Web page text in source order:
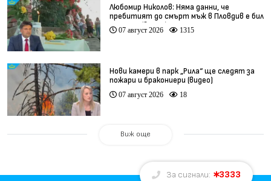
Любомир Николов: Няма данни, че
пребитият до смърт мъж в Пловдив е бил
педофил (видео)
07 август 2026 1315
Нови камери в парк „Рила“ ще следят за
пожари и бракониери (видео)
07 август 2026 18
Виж още
За сигнали: 3333